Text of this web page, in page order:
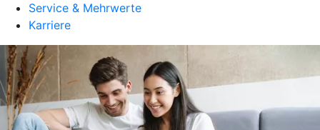
Service & Mehrwerte
Karriere